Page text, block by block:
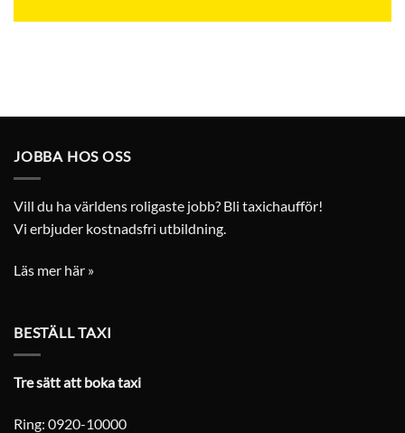
JOBBA HOS OSS
Vill du ha världens roligaste jobb? Bli taxichaufför!
Vi erbjuder kostnadsfri utbildning.
Läs mer här »
BESTÄLL TAXI
Tre sätt att boka taxi
Ring: 0920-10000